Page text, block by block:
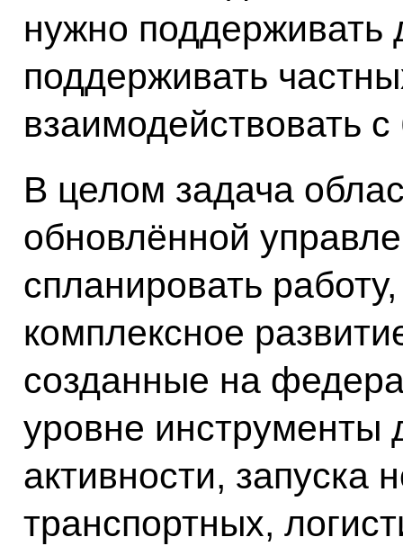
нужно поддерживать
поддерживать
взаимодействовать
В целом задача
обновлённой
спланировать
комплексное
созданные на
уровне
активности, запуска
транспортных,